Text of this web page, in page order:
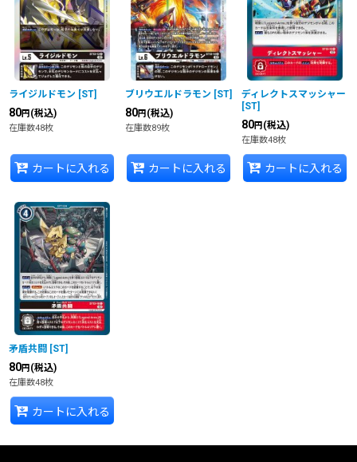
ライジルドモン [ST]
80円 (税込)
在庫数48枚
カートに入れる
ブリウエルドラモン [ST]
80円 (税込)
在庫数89枚
カートに入れる
ディレクトスマッシャー
[ST]
80円 (税込)
在庫数48枚
カートに入れる
矛盾共闘 [ST]
80円 (税込)
在庫数48枚
カートに入れる